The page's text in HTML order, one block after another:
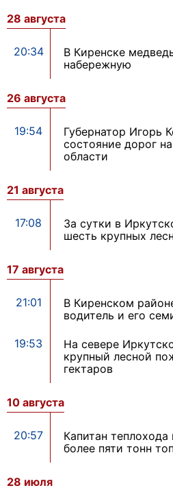
28 августа
20:34
В Киренске
набережную
26 августа
19:54
Губернатор Игорь
состояние дорог
области
21 августа
17:08
За сутки в
шесть крупных
17 августа
21:01
В Киренском
водитель и его
19:53
На севере
крупный лесной
гектаров
10 августа
20:57
Капитан
более пяти тонн
28 июля